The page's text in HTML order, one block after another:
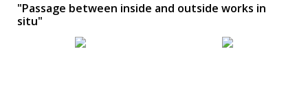
"Passage between inside and outside works in
situ"